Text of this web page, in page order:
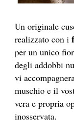
Un originale
realizzato con i
per un unico
degli addobbi
vi
muschio e il
vera e propria
inosservata.